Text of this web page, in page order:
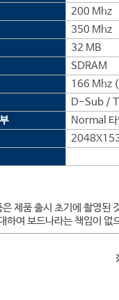
200 Mhz
350 Mhz
32 MB
SDRAM
166 Mhz
D-Sub /
Normal 타
제품 출시 초기에 촬영된
하여 보드나라는 책임이 없